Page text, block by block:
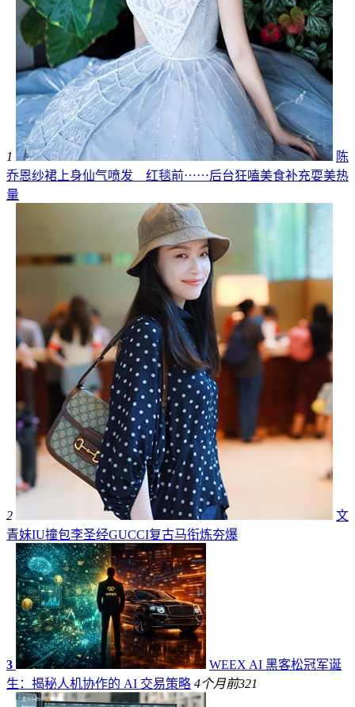
1
陈
乔恩纱裙上身仙气喷发 红毯前⋯⋯后台狂嗑美食补充耍美热
量
2
文
青妹IU撞包李圣经GUCCI复古马衔炼夯爆
3
WEEX AI 黑客松冠军诞
生：揭秘人机协作的 AI 交易策略 4个月前321